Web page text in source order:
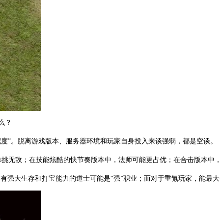
？
”。脱离游戏版本、服务器环境和玩家自身投入来谈强弱，都是空谈。
无敌；在技能炫酷的快节奏版本中，法师可能更占优；在合击版本中
强大生存和打宝能力的道士可能是“强”职业；而对于重氪玩家，能最